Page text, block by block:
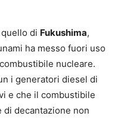
di Fukushima,
ha messo fuori uso
nucleare.
i generatori diesel di
e che il combustibile
decantazione non